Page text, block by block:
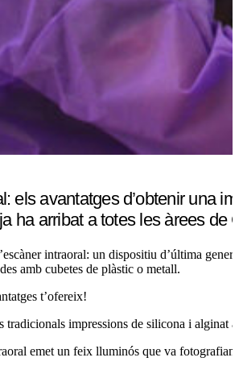
els avantatges d’obtenir una
ha arribat a totes les àrees de
intraoral: un dispositiu d’última
amb cubetes de plàstic o metall.
t’ofereix!
tradicionals impressions de silicona i alginat
emet un feix lluminós que va